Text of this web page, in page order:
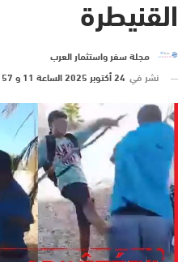
القنيطرة
مجلة سفر واستثمار العرب
نشر في 24 أكتوبر 2025 الساعة 11 و 57 دقيقة